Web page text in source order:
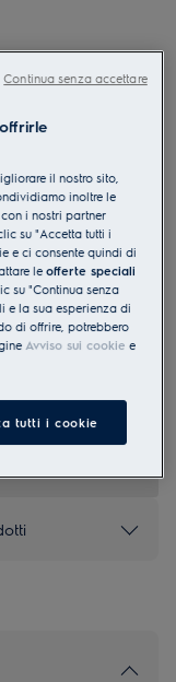
/
porta
2’975.00
in CHF (escl. CRA)
il nostro sito,
inoltre le
i nostri partner
su "Accetta tutti i
e ci consente quindi di
leofferte speciali
su "Continua senza
e la sua esperienza di
di offrire, potrebbero
Avviso sui cookie e
tutti i cookie
Continua senza accettare